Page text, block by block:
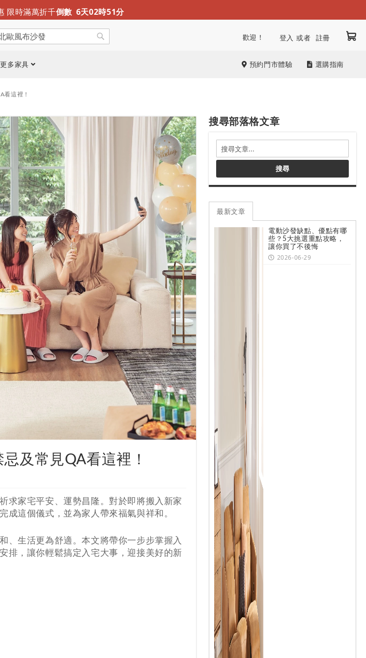
限時滿萬折千倒數 6天02時51
折疊床墊新推出 限時免運
我
尋
容
歡迎！ 登入 註冊
更多家具 預約門市體驗 選購指南
看這裡！
及常見QA看這裡！
求家宅平安、運勢昌隆。對於即將搬入新家
成這個儀式，並為家人帶來福氣與祥和。
、生活更為舒適。本文將帶你一步步掌握入
排，讓你輕鬆搞定入宅大事，迎接美好的新
搜尋部落格文章
搜
尋
部
格
章
搜尋
最新文章
電動沙發缺點、優點有哪
些？5大挑選重點攻略，
讓你買了不後悔
2026-06-29